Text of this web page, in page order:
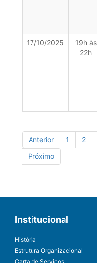
17/10/2025
19h às
22h
Anterior 1 2
Próximo
Institucional
História
Estrutura Organizacional
Carta de Serviços